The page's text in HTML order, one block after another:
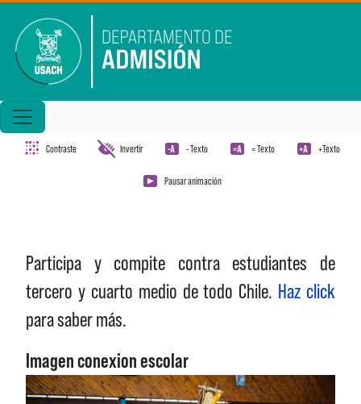
Contraste Invertir - Texto = Texto +Texto
Pausar animación
Participa y compite contra estudiantes de
tercero y cuarto medio de todo Chile. Haz click
para saber más.
Imagen conexion escolar